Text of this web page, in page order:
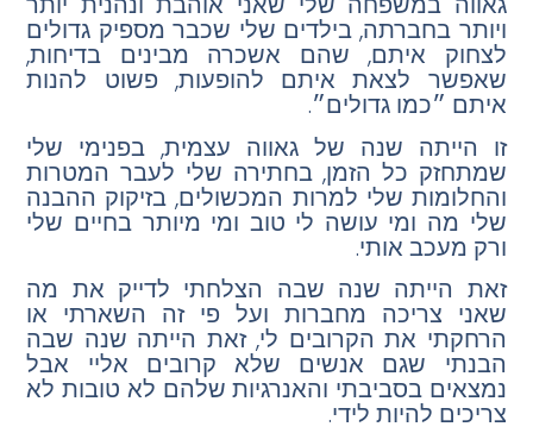
ויותר בחברתה, בילדים שלי שכבר מספיק גדולים
לצחוק איתם, שהם אשכרה מבינים בדיחות,
שאפשר לצאת איתם להופעות, פשוט להנות
איתם ״כמו גדולים״.
זו הייתה שנה של גאווה עצמית, בפנימי שלי
שמתחזק כל הזמן, בחתירה שלי לעבר המטרות
והחלומות שלי למרות המכשולים, בזיקוק ההבנה
שלי מה ומי עושה לי טוב ומי מיותר בחיים שלי
ורק מעכב אותי.
זאת הייתה שנה שבה הצלחתי לדייק את מה
שאני צריכה מחברות ועל פי זה השארתי או
הרחקתי את הקרובים לי, זאת הייתה שנה שבה
הבנתי שגם אנשים שלא קרובים אליי אבל
נמצאים בסביבתי והאנרגיות שלהם לא טובות לא
צריכים להיות לידי.